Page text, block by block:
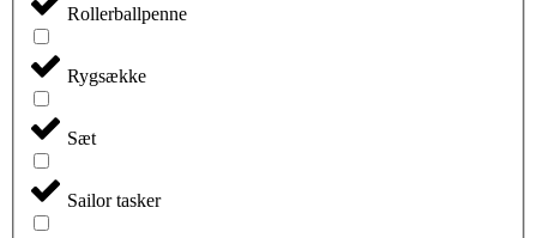
Rollerballpenne
Rygsække
Sæt
Sailor tasker